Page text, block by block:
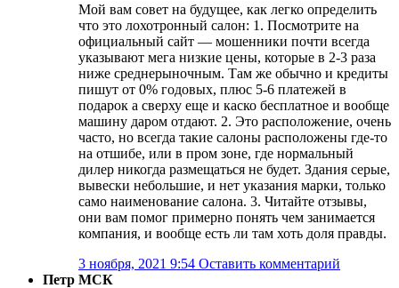
Мой вам совет на будущее, как легко определить
что это лохотронный салон: 1. Посмотрите на
официальный сайт — мошенники почти всегда
указывают мега низкие цены, которые в 2-3 раза
ниже среднерыночным. Там же обычно и кредиты
пишут от 0% годовых, плюс 5-6 платежей в
подарок а сверху еще и каско бесплатное и вообще
машину даром отдают. 2. Это расположение, очень
часто, но всегда такие салоны расположены где-то
на отшибе, или в пром зоне, где нормальный
дилер никогда размещаться не будет. Здания серые,
вывески небольшие, и нет указания марки, только
само наименование салона. 3. Читайте отзывы,
они вам помог примерно понять чем занимается
компания, и вообще есть ли там хоть доля правды.
3 ноября, 2021 9:54 Оставить комментарий
Петр МСК